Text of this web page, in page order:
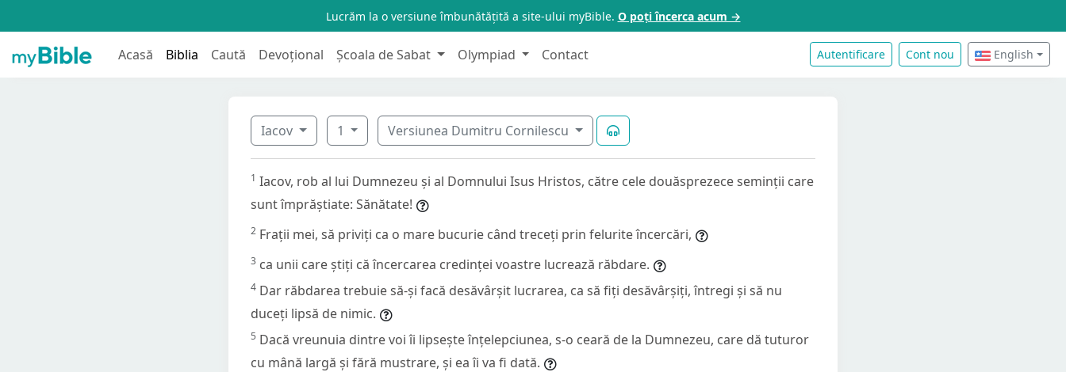
Lucrăm la o versiune îmbunătățită a site-ului myBible. O poți încerca acum →
Acasă Biblia Caută Devoțional Școala de Sabat Olympiad Contact Autentificare Cont nou English
Iacov 1 Versiunea Dumitru Cornilescu
1 Iacov, rob al lui Dumnezeu și al Domnului Isus Hristos, către cele douăsprezece seminții care
sunt împrăștiate: Sănătate!
2 Frații mei, să priviți ca o mare bucurie când treceți prin felurite încercări,
3 ca unii care știți că încercarea credinței voastre lucrează răbdare.
4 Dar răbdarea trebuie să-și facă desăvârșit lucrarea, ca să fiți desăvârșiți, întregi și să nu
duceți lipsă de nimic.
5 Dacă vreunuia dintre voi îi lipsește înțelepciunea, s-o ceară de la Dumnezeu, care dă tuturor
cu mână largă și fără mustrare, și ea îi va fi dată.